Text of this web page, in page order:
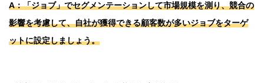
A：「ジョブ」でセグメンテーションして市場規模を測り、競合の
影響を考慮して、自社が獲得できる顧客数が多いジョブをターゲ
ットに設定しましょう。